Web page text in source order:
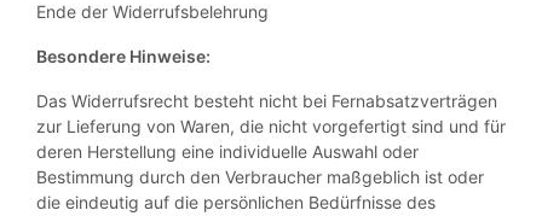
Ende der Widerrufsbelehrung
Besondere Hinweise:
Das Widerrufsrecht besteht nicht bei Fernabsatzverträgen
zur Lieferung von Waren, die nicht vorgefertigt sind und für
deren Herstellung eine individuelle Auswahl oder
Bestimmung durch den Verbraucher maßgeblich ist oder
die eindeutig auf die persönlichen Bedürfnisse des